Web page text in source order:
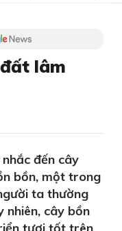
lâm
đến cây
bồn, một trong
ta thường
nhiên, cây bồn